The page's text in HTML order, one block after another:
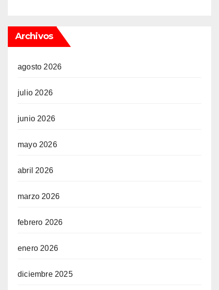
Archivos
agosto 2026
julio 2026
junio 2026
mayo 2026
abril 2026
marzo 2026
febrero 2026
enero 2026
diciembre 2025